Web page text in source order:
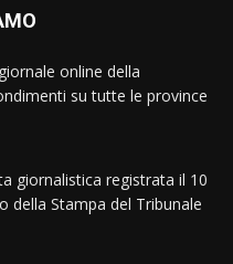
online della
su tutte le province
giornalistica registrata il 10
della Stampa del Tribunale